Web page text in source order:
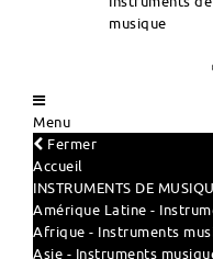
musique
Menu
Fermer
Accueil
INSTRUMENTS DE
Amérique Latine -
Afrique - Instruments
Asie - Instruments